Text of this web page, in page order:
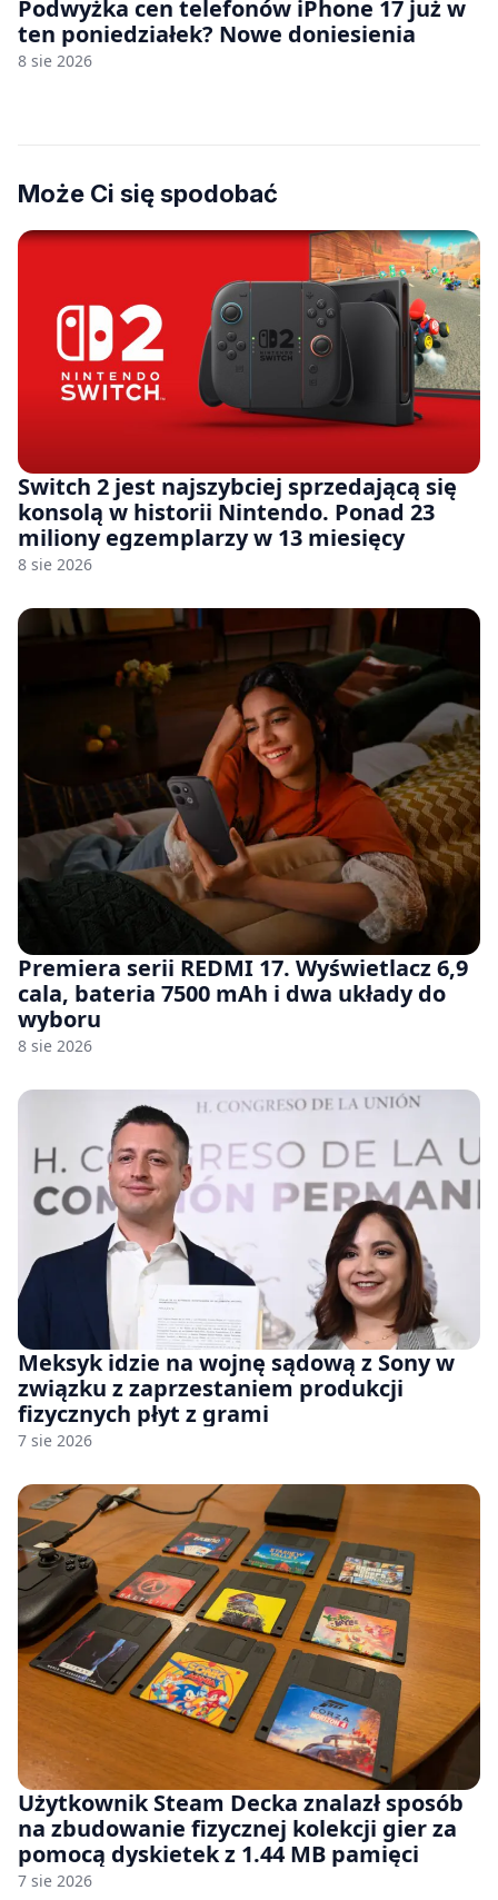
Podwyżka cen telefonów iPhone 17 już w
ten poniedziałek? Nowe doniesienia
8 sie 2026
Może Ci się spodobać
Switch 2 jest najszybciej sprzedającą się
konsolą w historii Nintendo. Ponad 23
miliony egzemplarzy w 13 miesięcy
8 sie 2026
Premiera serii REDMI 17. Wyświetlacz 6,9
cala, bateria 7500 mAh i dwa układy do
wyboru
8 sie 2026
Meksyk idzie na wojnę sądową z Sony w
związku z zaprzestaniem produkcji
fizycznych płyt z grami
7 sie 2026
Użytkownik Steam Decka znalazł sposób
na zbudowanie fizycznej kolekcji gier za
pomocą dyskietek z 1.44 MB pamięci
7 sie 2026